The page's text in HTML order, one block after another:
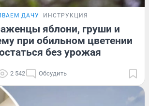
ДАЧУ ИНСТРУКЦИЯ
яблони, груши и
при обильном цветении
без урожая
2 542 Обсудить